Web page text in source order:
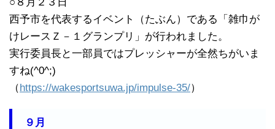
西予市を代表するイベント（たぶん）である「雑巾が
けレースＺ－１グランプリ」が行われました。
実行委員長と一部員ではプレッシャーが全然ちがいま
すね(^0^;)
（https://wakesportsuwa.jp/impulse-35/）
９月